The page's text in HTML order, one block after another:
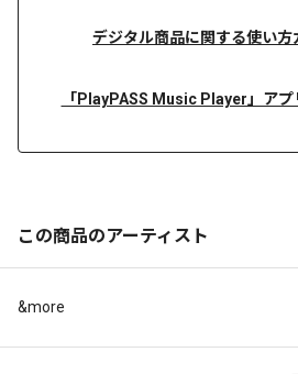
デジタル商品に関する使い方
「PlayPASS Music Player」ア
この商品のアーティスト
&more